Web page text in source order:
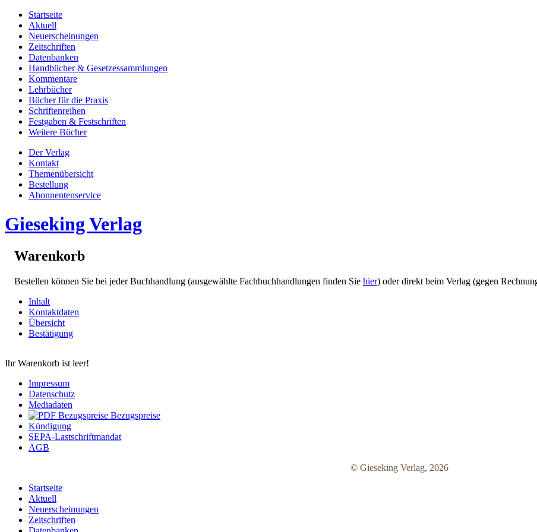
Startseite
Aktuell
Neuerscheinungen
Zeitschriften
Datenbanken
Handbücher & Gesetzessammlungen
Kommentare
Lehrbücher
Bücher für die Praxis
Schriftenreihen
Festgaben & Festschriften
Weitere Bücher
Der Verlag
Kontakt
Themenübersicht
Bestellung
Abonnentenservice
Gieseking Verlag
Warenkorb
Bestellen können Sie bei jeder Buchhandlung (ausgewählte Fachbuchhandlungen finden Sie hier) oder direkt beim Verlag (gegen
Inhalt
Kontaktdaten
Übersicht
Bestätigung
Ihr Warenkorb ist leer!
Impressum
Datenschutz
Mediadaten
Bezugspreise
Kündigung
SEPA-Lastschriftmandat
AGB
© Gieseking Verlag, 2026
Startseite
Aktuell
Neuerscheinungen
Zeitschriften